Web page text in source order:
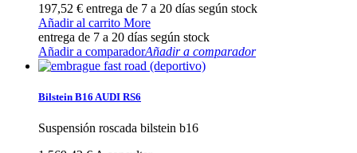
197,52 € entrega de 7 a 20 días según stock
Añadir al carrito More
entrega de 7 a 20 días según stock
Añadir a comparadorAñadir a comparador
Bilstein B16 AUDI RS6
Suspensión roscada bilstein b16